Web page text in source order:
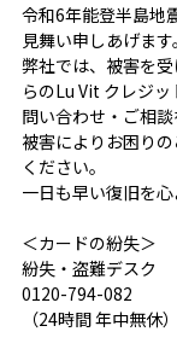
令和6年能登半島地
見舞い申しあげます。
弊社では、被害を
らのLu Vit クレジ
問い合わせ・ご相談
被害によりお困り
ください。
一日も早い復旧を心
＜カードの紛失＞
紛失・盗難デスク
0120-794-082
（24時間 年中無休）